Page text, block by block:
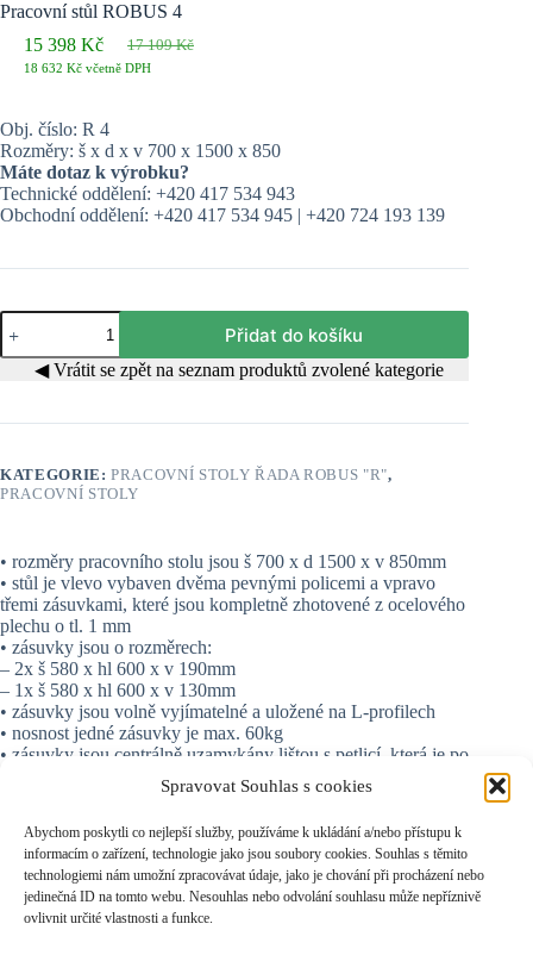
Spravovat Souhlas s cookies
Abychom poskytli co nejlepší služby, používáme k ukládání a/nebo přístupu k
informacím o zařízení, technologie jako jsou soubory cookies. Souhlas s těmito
technologiemi nám umožní zpracovávat údaje, jako je chování při procházení nebo
jedinečná ID na tomto webu. Nesouhlas nebo odvolání souhlasu může nepříznivě
ovlivnit určité vlastnosti a funkce.
Pracovní stůl ROBUS 4
17 109Kč
Původní
cena
17 109 Kč.
15 398 KčAktuální
cena
15 398 Kč.
18 632 Kč včetně DPH
Obj. číslo: R 4
Rozměry: š x d x v 700 x 1500 x 850
Máte dotaz k výrobku?
Technické oddělení: +420 417 534 943
Obchodní oddělení: +420 417 534 945 | +420 724 193 139
Pracovní
stůl
ROBUS
Přidat do košíku
◀ Vrátit se zpět na seznam produktů zvolené kategorie
KATEGORIE:PRACOVNÍ STOLY ŘADA ROBUS "R",
PRACOVNÍ STOLY
• rozměry pracovního stolu jsou š 700 x d 1500 x v 850mm
• stůl je vlevo vybaven dvěma pevnými policemi a vpravo
třemi zásuvkami, které jsou kompletně zhotovené z ocelového
plechu o tl. 1 mm
• zásuvky jsou o rozměrech:
– 2x š 580 x hl 600 x v 190mm
– 1x š 580 x hl 600 x v 130mm
• zásuvky jsou volně vyjímatelné a uložené na L-profilech
• nosnost jedné zásuvky je max. 60kg
• zásuvky jsou centrálně uzamykány lištou s petlicí, která je po
celé výšce stolu a uzamyká se klasickým visacím zámkem
(visací zámek není součástí dodávky)
ocelových profilů typu Jäkl
• pracovní plochu tvoří odolná dřevěná deska – spárovka
(buk) o rozměru tl. 40 x š 700 x d 1500 mm
• kvalitní povrchová úprava práškovými interiérovými
barvami v našem standardním šedo-modrém provedení, tzn.